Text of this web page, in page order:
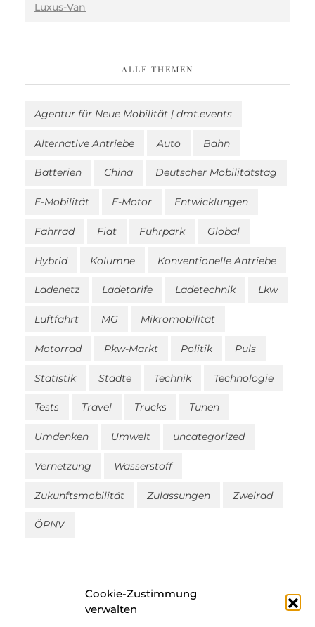
Cookie-Zustimmung
verwalten
Luxus-Van
ALLE THEMEN
Agentur für Neue Mobilität | dmt.events
Alternative Antriebe Auto Bahn
Batterien China Deutscher Mobilitätstag
E-Mobilität E-Motor Entwicklungen
Fahrrad Fiat Fuhrpark Global
Hybrid Kolumne Konventionelle Antriebe
Ladenetz Ladetarife Ladetechnik Lkw
Luftfahrt MG Mikromobilität
Motorrad Pkw-Markt Politik Puls
Statistik Städte Technik Technologie
Tests Travel Trucks Tunen
Umdenken Umwelt uncategorized
Vernetzung Wasserstoff
Zukunftsmobilität Zulassungen Zweirad
ÖPNV